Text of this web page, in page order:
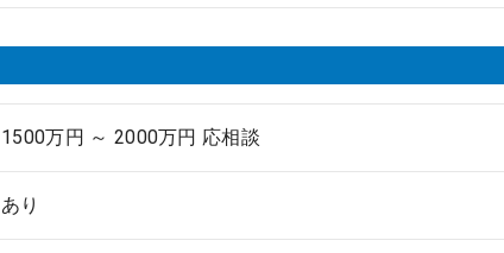
1500万円 ～ 2000万円 応相談
あり